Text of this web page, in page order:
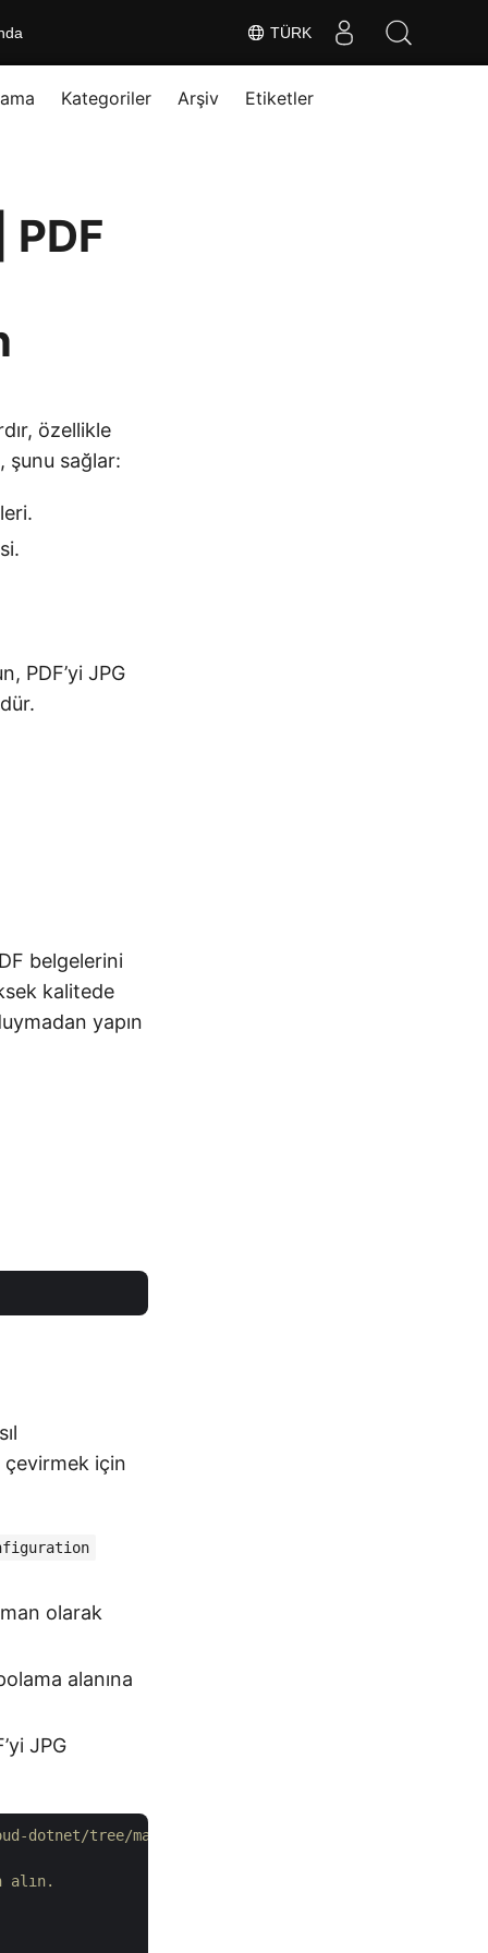
TÜRK
Kategoriler Arşiv Etiketler
özellikle
şunu sağlar:
PDF’yi JPG
belgelerini
kalitede
yapın
çevirmek için
olarak
alanına
JPG
dotnet/tree/master/Examples
alın.